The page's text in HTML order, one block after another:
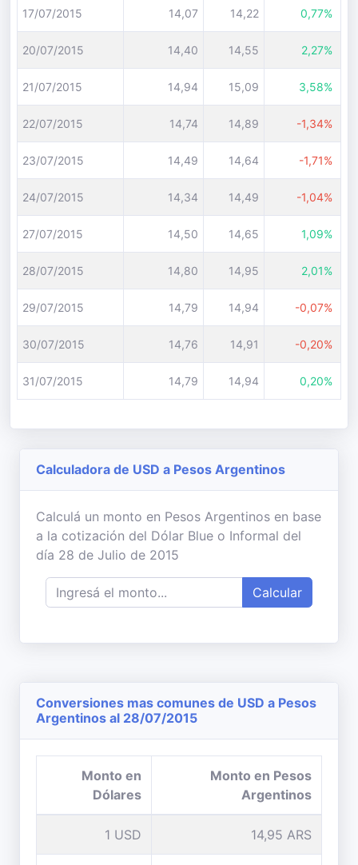
17/07/2015 14,07 14,22 0,77%
20/07/2015 14,40 14,55 2,27%
21/07/2015 14,94 15,09 3,58%
22/07/2015 14,74 14,89 -1,34%
23/07/2015 14,49 14,64 -1,71%
24/07/2015 14,34 14,49 -1,04%
27/07/2015 14,50 14,65 1,09%
28/07/2015 14,80 14,95 2,01%
29/07/2015 14,79 14,94 -0,07%
30/07/2015 14,76 14,91 -0,20%
31/07/2015 14,79 14,94 0,20%
Calculadora de USD a Pesos Argentinos
Calculá un monto en Pesos Argentinos en base
a la cotización del Dólar Blue o Informal del
día 28 de Julio de 2015
Calcular
Conversiones mas comunes de USD a Pesos
Argentinos al 28/07/2015
Monto en
Dólares
Monto en Pesos
Argentinos
1 USD 14,95 ARS